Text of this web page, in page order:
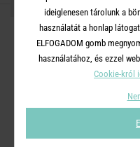
OSZD
A
ideiglenesen tárolunk a
használatát a honlap
ELFOGADOM gomb
használatához, és ezzel
Cookie-król